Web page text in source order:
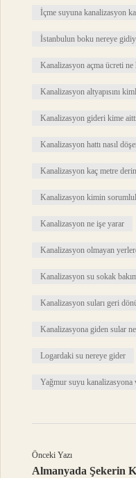
İçme suyuna kanalizasyon
İstanbulun boku nereye
Kanalizasyon açma ücreti ne
Kanalizasyon altyapısını
Kanalizasyon gideri kime
Kanalizasyon hattı nasıl
Kanalizasyon kaç metre
Kanalizasyon kimin
Kanalizasyon ne işe yarar
Kanalizasyon olmayan
Kanalizasyon su sokak
Kanalizasyon suları geri
Kanalizasyona giden sular
Logardaki su nereye gider
Yağmur suyu
Önceki Yazı
Almanyada Şekerin